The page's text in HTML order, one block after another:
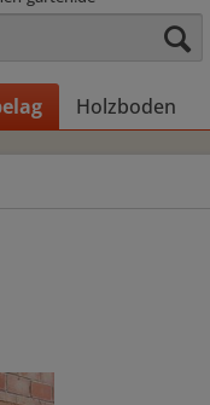
Holzboden